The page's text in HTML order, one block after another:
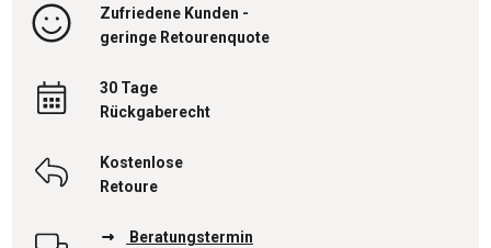
Zufriedene Kunden -
geringe Retourenquote
30 Tage
Rückgaberecht
Kostenlose
Retoure
Beratungstermin